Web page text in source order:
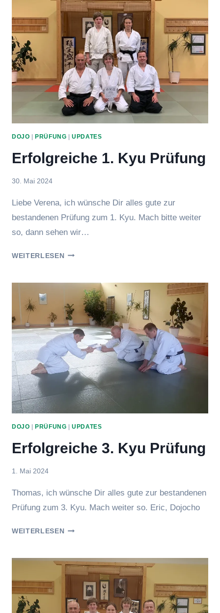
DOJO PRÜFUNG |UPDATES
Erfolgreiche 1. Kyu Prüfung
Von
30. Mai 2024
Liebe Verena, ich wünsche Dir alles gute zur
bestandenen Prüfung zum 1. Kyu. Mach bitte weiter
so, dann sehen wir…
WEITERLESENERFOLGREICHE
PRÜFUNG
DOJO PRÜFUNG |UPDATES
Erfolgreiche 3. Kyu Prüfung
Von
1. Mai 2024
Thomas, ich wünsche Dir alles gute zur bestandenen
Prüfung zum 3. Kyu. Mach weiter so. Eric, Dojocho
WEITERLESENERFOLGREICHE
PRÜFUNG